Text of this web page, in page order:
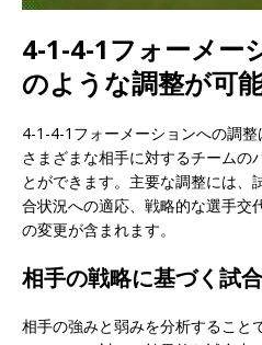
4-1-4-1フォーメー
のような調整が可
4-1-4-1フォーメーションへの調整
さまざまな相手に対するチームの
とができます。主要な調整には、
合状況への適応、戦略的な選手交
の変更が含まれます。
相手の戦略に基づく試
相手の強みと弱みを分析すること